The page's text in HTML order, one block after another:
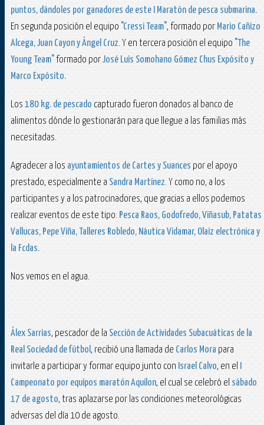
puntos, dándoles por ganadores de este I Maratón de pesca submarina.
En segunda posición el equipo "Cressi Team", formado por Mario Cañizo
Alcega, Juan Cayon y Ángel Cruz. Y en tercera posición el equipo "The
Young Team"formado porJosé Luis Somohano Gómez Chus Expósito y
Marco Expósito.
Los 180 kg. de pescado capturado fueron donados al banco de
alimentos dónde lo gestionarán para que llegue a las familias más
necesitadas.
Agradecer a los ayuntamientos de Cartes y Suances por el apoyo
prestado, especialmente a Sandra Martínez. Y como no, a los
participantes y a los patrocinadores, que gracias a ellos podemos
realizar eventos de este tipo: Pesca Raos, Godofredo, Viñasub, Patatas
Vallucas, Pepe Viña, Talleres Robledo, Náutica Vidamar, Olaiz electrónica y
la Fcdas.
Nos vemos en el agua.
Álex Sarrias, pescador de la Sección de Actividades Subacuáticas de la
Real Sociedad de fútbol , recibió una llamada de Carlos Mora para
invitarle a participar y formar equipo junto con Israel Calvo, en el
Campeonato por equipos maratón Aquilon, el cual se celebró el sábado
17 de agosto, tras aplazarse por las condiciones meteorológicas
adversas del día 10 de agosto.